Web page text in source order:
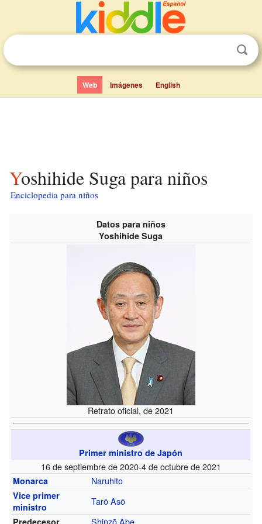
Web Imágenes English
Yoshihide Suga para niños
Enciclopedia para niños
Datos para niños
Yoshihide Suga
Retrato oficial, de 2021
Primer ministro de Japón
16 de septiembre de 2020-4 de octubre de 2021
Monarca Naruhito
Vice primer
ministro
Tarō Asō
Predecesor Shinzō Abe